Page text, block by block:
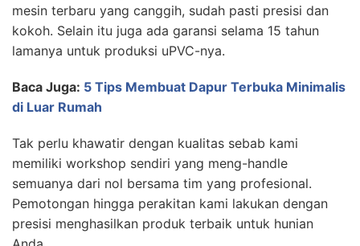
mesin terbaru yang canggih, sudah pasti presisi dan
kokoh. Selain itu juga ada garansi selama 15 tahun
lamanya untuk produksi uPVC-nya.
Baca Juga: 5 Tips Membuat Dapur Terbuka Minimalis
di Luar Rumah
Tak perlu khawatir dengan kualitas sebab kami
memiliki workshop sendiri yang meng-handle
semuanya dari nol bersama tim yang profesional.
Pemotongan hingga perakitan kami lakukan dengan
presisi menghasilkan produk terbaik untuk hunian